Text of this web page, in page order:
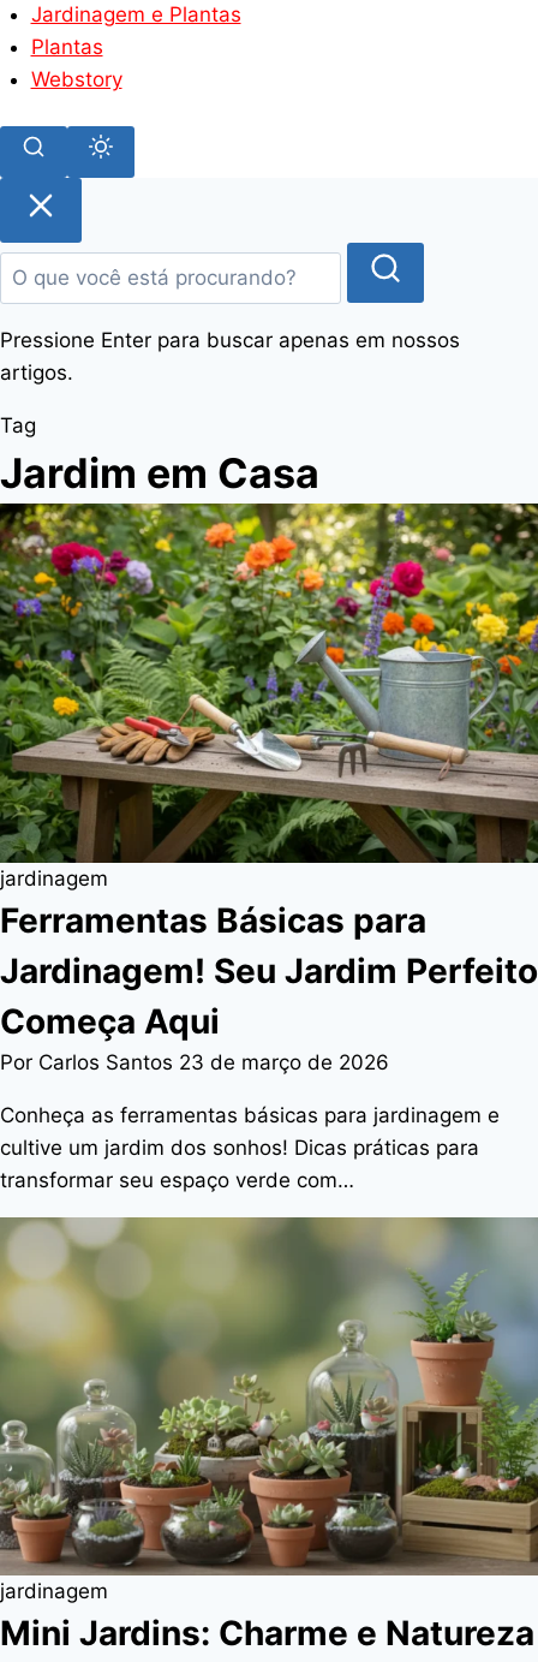
Jardinagem e Plantas
Plantas
Webstory
Pular
para
o
conteúdo
Pressione Enter para buscar apenas em nossos
artigos.
Tag
Jardim em Casa
jardinagem
Ferramentas Básicas para
Jardinagem! Seu Jardim Perfeito
Começa Aqui
Por Carlos Santos 23 de março de 2026
Conheça as ferramentas básicas para jardinagem e
cultive um jardim dos sonhos! Dicas práticas para
transformar seu espaço verde com…
jardinagem
Mini Jardins: Charme e Natureza